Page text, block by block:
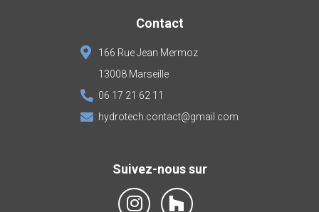
Contact
166 Rue Jean Mermoz
13008 Marseille
06 17 21 62 11
hydrotech.contact@gmail.com
Suivez-nous sur